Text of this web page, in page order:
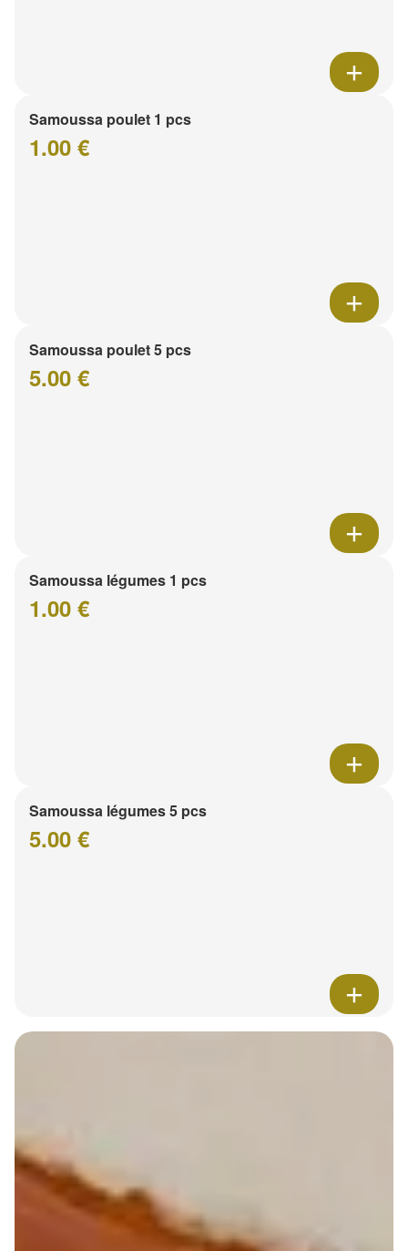
Samoussa poulet 1 pcs
1.00 €
Samoussa poulet 5 pcs
5.00 €
Samoussa légumes 1 pcs
1.00 €
Samoussa légumes 5 pcs
5.00 €